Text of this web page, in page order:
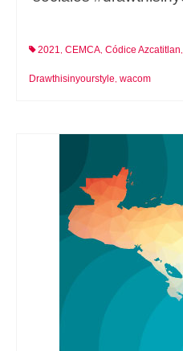
2021, CEMCA, Códice Azcatitlan,
Drawthisinyourstyle, wacom